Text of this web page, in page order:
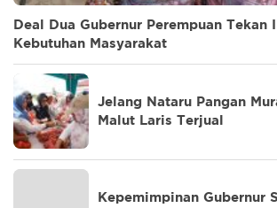
Deal Dua Gubernur Perempuan Tekan
Kebutuhan Masyarakat
Jelang Nataru Pangan
Malut Laris Terjual
Kepemimpinan Gubernur